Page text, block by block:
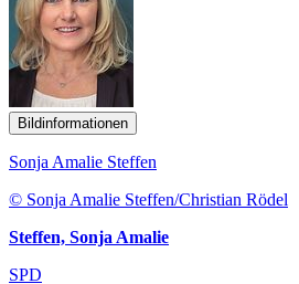
Bildinformationen
Sonja Amalie Steffen
© Sonja Amalie Steffen/Christian Rödel
Steffen, Sonja Amalie
SPD